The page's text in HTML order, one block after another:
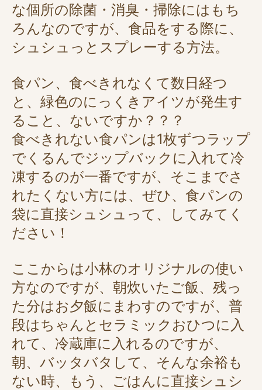
な個所の除菌・消臭・掃除にはもち
ろんなのですが、食品をする際に、
シュシュっとスプレーする方法。
食パン、食べきれなくて数日経つ
と、緑色のにっくきアイツが発生す
ること、ないですか？？？
食べきれない食パンは1枚ずつラップ
でくるんでジップバックに入れて冷
凍するのが一番ですが、そこまでさ
れたくない方には、ぜひ、食パンの
袋に直接シュシュって、してみてく
ださい！
ここからは小林のオリジナルの使い
方なのですが、朝炊いたご飯、残っ
た分はお夕飯にまわすのですが、普
段はちゃんとセラミックおひつに入
れて、冷蔵庫に入れるのですが、
朝、バッタバタして、そんな余裕も
ない時、もう、ごはんに直接シュシ